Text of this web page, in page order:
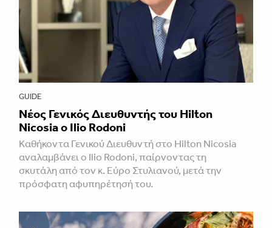
GUIDE
Νέος Γενικός Διευθυντής του Hilton
Nicosia ο Ilio Rodoni
Καθήκοντα Γενικού Διευθυντή στο Hilton Nicosia
αναλαμβάνει ο Ilio Rodoni, παίρνοντας τη
σκυτάλη από τον κ. Εύρο Στυλιανού, μετά την
πρόσφατη αφυπηρέτησή του.